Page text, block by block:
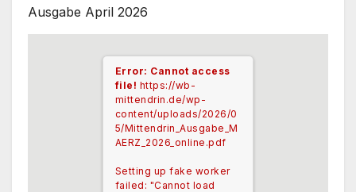
Ausgabe April 2026
Error: Cannot access
file! https://wb-
mittendrin.de/wp-
content/uploads/2026/0
5/Mittendrin_Ausgabe_M
AERZ_2026_online.pdf
Setting up fake worker
failed: "Cannot load